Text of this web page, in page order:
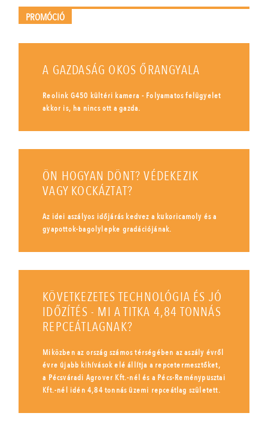
PROMÓCIÓ
A GAZDASÁG OKOS ŐRANGYALA
Reolink G450 kültéri kamera - Folyamatos felügyelet
akkor is, ha nincs ott a gazda.
ÖN HOGYAN DÖNT? VÉDEKEZIK
VAGY KOCKÁZTAT?
Az idei aszályos időjárás kedvez a kukoricamoly és a
gyapottok-bagolylepke gradációjának.
KÖVETKEZETES TECHNOLÓGIA ÉS JÓ
IDŐZÍTÉS - MI A TITKA 4,84 TONNÁS
REPCEÁTLAGNAK?
Miközben az ország számos térségében az aszály évről
évre újabb kihívások elé állítja a repcetermesztőket,
a Pécsváradi Agrover Kft.-nél és a Pécs-Reménypusztai
Kft.-nél idén 4,84 tonnás üzemi repceátlag született.